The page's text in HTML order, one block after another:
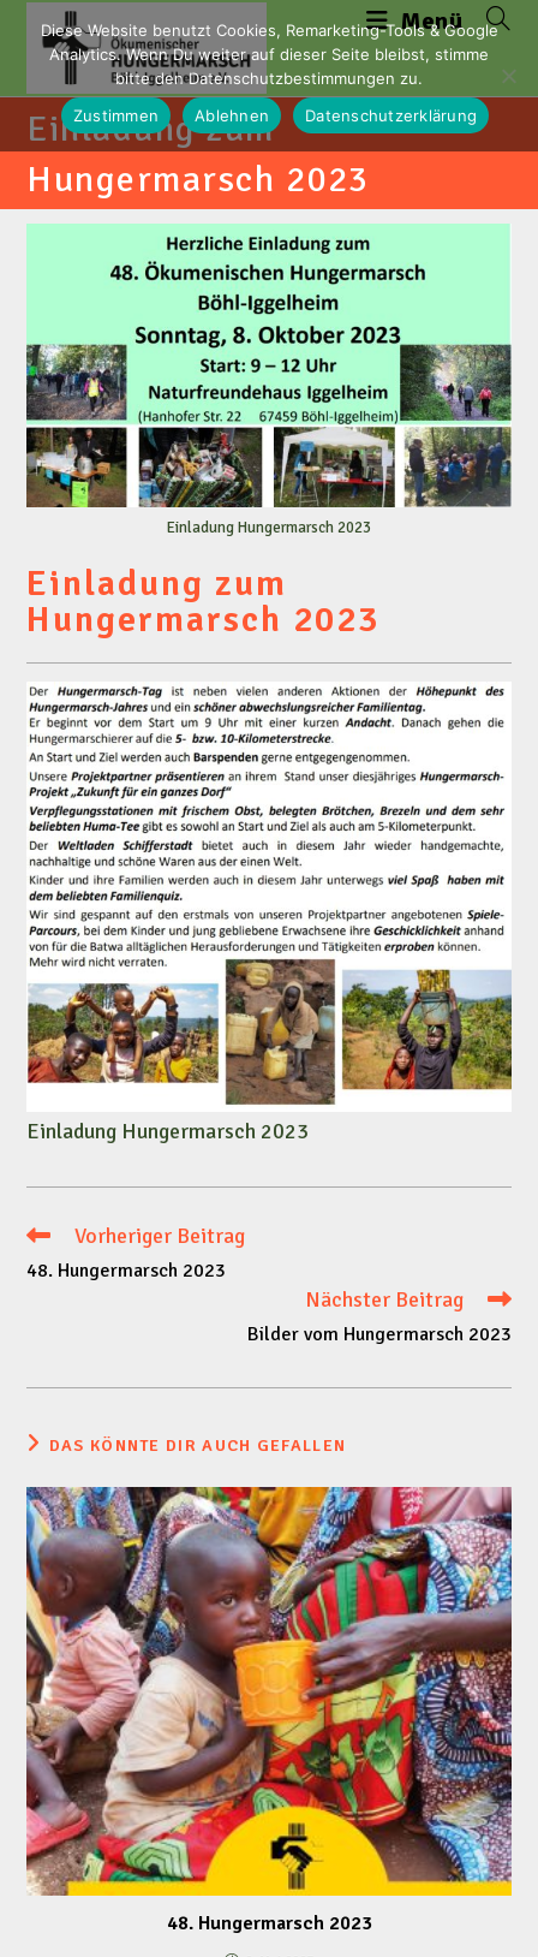
Menü
Einladung zum
Hungermarsch 2023
Einladung Hungermarsch 2023
Einladung zum
Hungermarsch 2023
Einladung Hungermarsch 2023
WeitereVorheriger Beitrag
48. Hungermarsch 2023
Nächster Beitrag
Bilder vom Hungermarsch 2023
DAS KÖNNTE DIR AUCH GEFALLEN
48. Hungermarsch 2023
Diese Website benutzt Cookies, Remarketing-Tools & Google
Analytics. Wenn Du weiter auf dieser Seite bleibst, stimme
bitte den Datenschutzbestimmungen zu.
Zustimmen
Ablehnen Datenschutzerklärung